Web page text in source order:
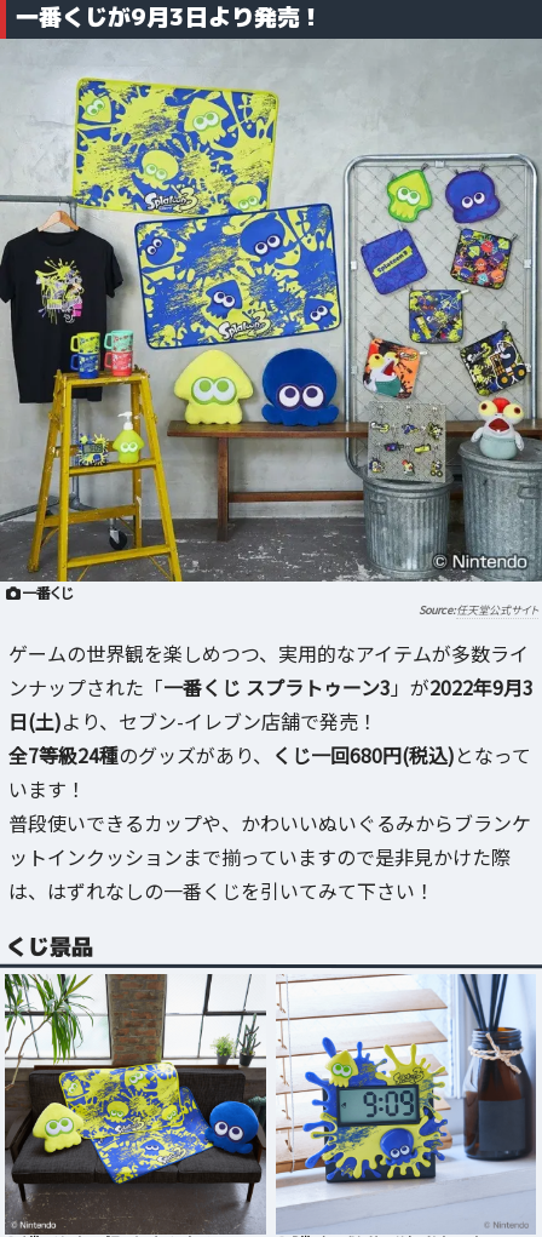
一番くじが9月3日より発売！
一番くじ
任天堂公式サイト
ゲームの世界観を楽しめつつ、実用的なアイテムが多数ライ
ンナップされた「一番くじ スプラトゥーン3 」が2022年9月3
日(土)より、セブン-イレブン店舗で発売！
全7等級24種のグッズがあり、 くじ一回680円(税込)となって
います！
普段使いできるカップや、かわいいぬいぐるみからブランケ
ットインクッションまで揃っていますので是非見かけた際
は、はずれなしの一番くじを引いてみて下さい！
くじ景品